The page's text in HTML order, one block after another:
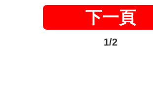
下一頁
1/2